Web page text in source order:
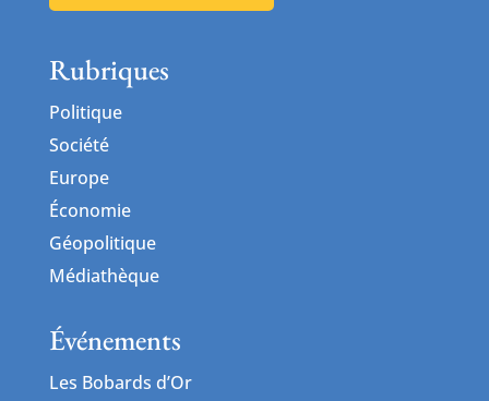
Rubriques
Politique
Société
Europe
Économie
Géopolitique
Médiathèque
Événements
Les Bobards d’Or